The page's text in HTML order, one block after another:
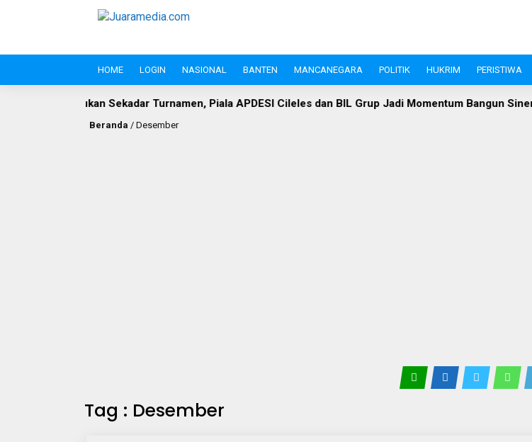
HOME LOGIN NASIONAL BANTEN MANCANEGARA POLITIK HUKRIM PERISTIWA
Sekadar Turnamen, Piala APDESI Cileles dan BIL Grup Jadi Momentum Bangun Sinergi Pemuda
Beranda / Desember
Tag : Desember